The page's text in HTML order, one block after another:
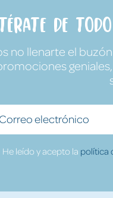
de
no llenarte el
He leído y acepto la política